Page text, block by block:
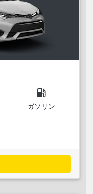
local_gas_station
ガソリン